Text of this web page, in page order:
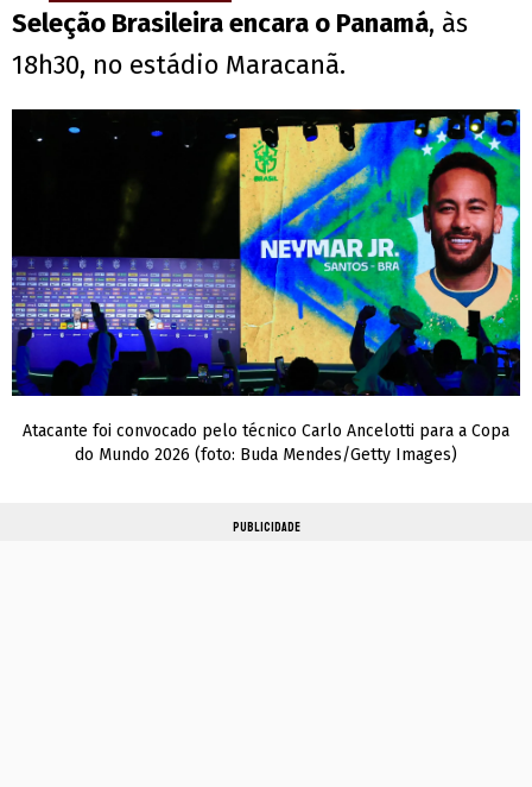
Seleção Brasileira encara o Panamá, às
18h30, no estádio Maracanã.
Atacante foi convocado pelo técnico Carlo Ancelotti para a Copa
do Mundo 2026 (foto: Buda Mendes/Getty Images)
PUBLICIDADE